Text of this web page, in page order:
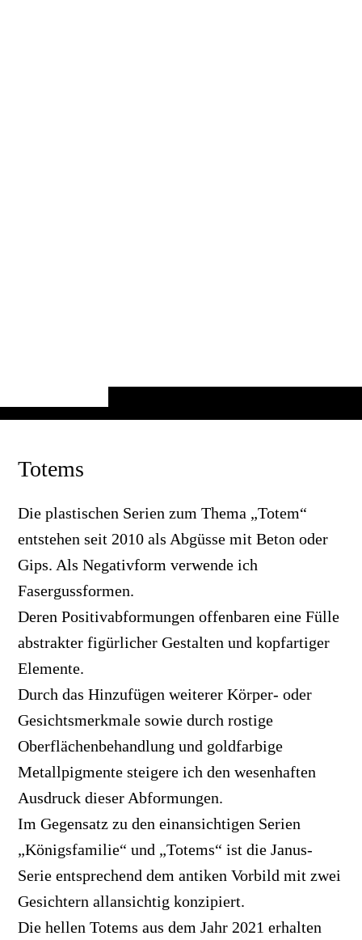
Totems
Die plastischen Serien zum Thema „Totem“
entstehen seit 2010 als Abgüsse mit Beton oder
Gips. Als Negativform verwende ich
Fasergussformen.
Deren Positivabformungen offenbaren eine Fülle
abstrakter figürlicher Gestalten und kopfartiger
Elemente.
Durch das Hinzufügen weiterer Körper- oder
Gesichtsmerkmale sowie durch rostige
Oberflächenbehandlung und goldfarbige
Metallpigmente steigere ich den wesenhaften
Ausdruck dieser Abformungen.
Im Gegensatz zu den einansichtigen Serien
„Königsfamilie“ und „Totems“ ist die Janus-
Serie entsprechend dem antiken Vorbild mit zwei
Gesichtern allansichtig konzipiert.
Die hellen Totems aus dem Jahr 2021 erhalten